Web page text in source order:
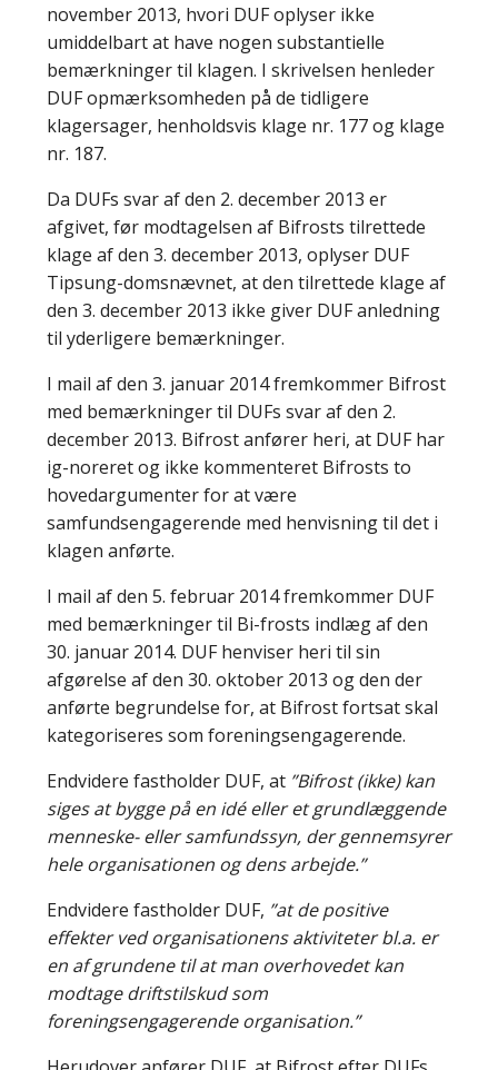
november 2013, hvori DUF oplyser ikke
umiddelbart at have nogen substantielle
bemærkninger til klagen. I skrivelsen henleder
DUF opmærksomheden på de tidligere
klagersager, henholdsvis klage nr. 177 og klage
nr. 187.
Da DUFs svar af den 2. december 2013 er
afgivet, før modtagelsen af Bifrosts tilrettede
klage af den 3. december 2013, oplyser DUF
Tipsung-domsnævnet, at den tilrettede klage af
den 3. december 2013 ikke giver DUF anledning
til yderligere bemærkninger.
I mail af den 3. januar 2014 fremkommer Bifrost
med bemærkninger til DUFs svar af den 2.
december 2013. Bifrost anfører heri, at DUF har
ig-noreret og ikke kommenteret Bifrosts to
hovedargumenter for at være
samfundsengagerende med henvisning til det i
klagen anførte.
I mail af den 5. februar 2014 fremkommer DUF
med bemærkninger til Bi-frosts indlæg af den
30. januar 2014. DUF henviser heri til sin
afgørelse af den 30. oktober 2013 og den der
anførte begrundelse for, at Bifrost fortsat skal
kategoriseres som foreningsengagerende.
Endvidere fastholder DUF, at ”Bifrost (ikke) kan
siges at bygge på en idé eller et grundlæggende
menneske- eller samfundssyn, der gennemsyrer
hele organisationen og dens arbejde.”
Endvidere fastholder DUF, ”at de positive
effekter ved organisationens aktiviteter bl.a. er
en af grundene til at man overhovedet kan
modtage driftstilskud som
foreningsengagerende organisation.”